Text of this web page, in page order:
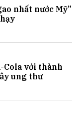
nhất nước Mỹ”
Cola với thành
ung thư